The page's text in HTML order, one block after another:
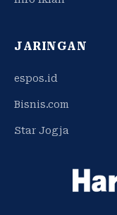
JARINGAN
espos.id
Bisnis.com
Star Jogja